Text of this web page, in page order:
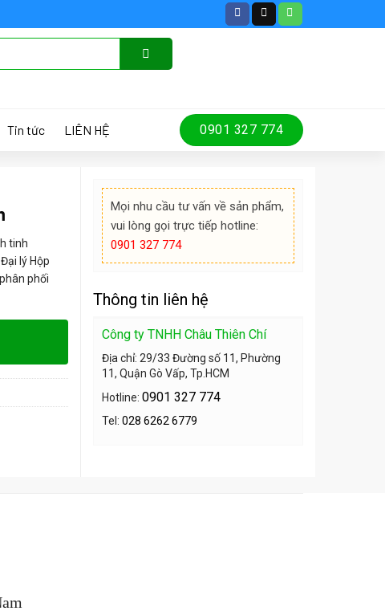
Tin tức LIÊN HỆ 0901 327 774
tinh
lý Hộp
phối
Mọi nhu cầu tư vấn về sản phẩm,
vui lòng gọi trực tiếp hotline:
0901 327 774
Thông tin liên hệ
Công ty TNHH Châu Thiên Chí
Địa chỉ: 29/33 Đường số 11, Phường
11, Quận Gò Vấp, Tp.HCM
Hotline: 0901 327 774
Tel: 028 6262 6779